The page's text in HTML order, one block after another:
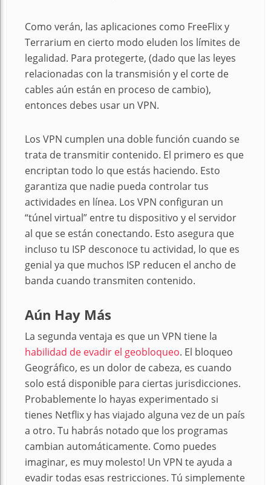
Como verán, las aplicaciones como FreeFlix y
Terrarium en cierto modo eluden los límites de
legalidad. Para protegerte, (dado que las leyes
relacionadas con la transmisión y el corte de
cables aún están en proceso de cambio),
entonces debes usar un VPN.
Los VPN cumplen una doble función cuando se
trata de transmitir contenido. El primero es que
encriptan todo lo que estás haciendo. Esto
garantiza que nadie pueda controlar tus
actividades en línea. Los VPN configuran un
“túnel virtual” entre tu dispositivo y el servidor
al que se están conectando. Esto asegura que
incluso tu ISP desconoce tu actividad, lo que es
genial ya que muchos ISP reducen el ancho de
banda cuando transmiten contenido.
Aún Hay Más
La segunda ventaja es que un VPN tiene la
habilidad de evadir el geobloqueo. El bloqueo
Geográfico, es un dolor de cabeza, es cuando
solo está disponible para ciertas jurisdicciones.
Probablemente lo hayas experimentado si
tienes Netflix y has viajado alguna vez de un país
a otro. Tu habrás notado que los programas
cambian automáticamente. Como puedes
imaginar, es muy molesto! Un VPN te ayuda a
evadir todas esas restricciones. Tú simplemente